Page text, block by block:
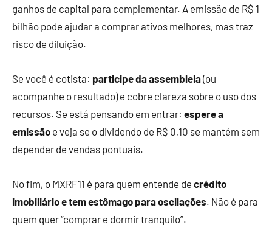
ganhos de capital para complementar. A emissão de R$ 1
bilhão pode ajudar a comprar ativos melhores, mas traz
risco de diluição.
Se você é cotista: participe da assembleia(ou
acompanhe o resultado) e cobre clareza sobre o uso dos
recursos. Se está pensando em entrar: espere a
emissão e veja se o dividendo de R$ 0,10 se mantém sem
depender de vendas pontuais.
No fim, o MXRF11 é para quem entende de crédito
imobiliário e tem estômago para oscilações. Não é para
quem quer “comprar e dormir tranquilo”.